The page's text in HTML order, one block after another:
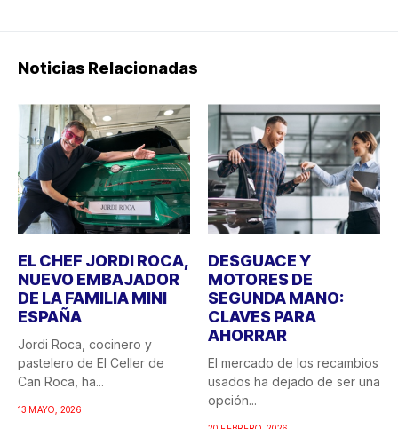
Noticias Relacionadas
EL CHEF JORDI ROCA,
NUEVO EMBAJADOR
DE LA FAMILIA MINI
ESPAÑA
Jordi Roca, cocinero y
pastelero de El Celler de
Can Roca, ha...
13 MAYO, 2026
DESGUACE Y
MOTORES DE
SEGUNDA MANO:
CLAVES PARA
AHORRAR
El mercado de los recambios
usados ha dejado de ser una
opción...